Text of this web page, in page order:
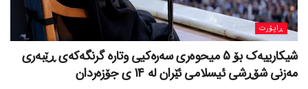
ڕاپۆرت
شیکارییەک بۆ 5 میحوەری سەرەکیی وتارە گرنگەکەی ڕێبەری
مەزنی شۆڕشی ئیسلامی ئێران لە 14 ی جۆزەردان